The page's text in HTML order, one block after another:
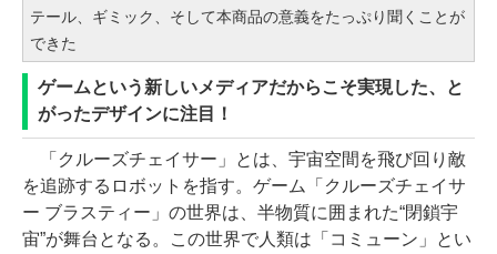
テール、ギミック、そして本商品の意義をたっぷり聞くことが
できた
ゲームという新しいメディアだからこそ実現した、と
がったデザインに注目！
「クルーズチェイサー」とは、宇宙空間を飛び回り敵
を追跡するロボットを指す。ゲーム「クルーズチェイサ
ー ブラスティー」の世界は、半物質に囲まれた“閉鎖宇
宙”が舞台となる。この世界で人類は「コミューン」とい